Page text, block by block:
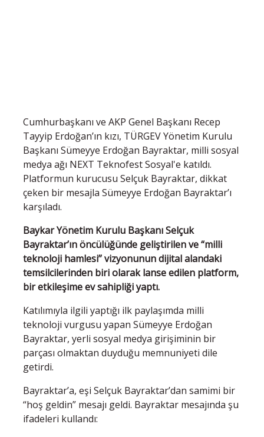
Cumhurbaşkanı ve AKP Genel Başkanı Recep
Tayyip Erdoğan’ın kızı, TÜRGEV Yönetim Kurulu
Başkanı Sümeyye Erdoğan Bayraktar, milli sosyal
medya ağı NEXT Teknofest Sosyal'e katıldı.
Platformun kurucusu Selçuk Bayraktar, dikkat
çeken bir mesajla Sümeyye Erdoğan Bayraktar’ı
karşıladı.
Baykar Yönetim Kurulu Başkanı Selçuk
Bayraktar’ın öncülüğünde geliştirilen ve “milli
teknoloji hamlesi” vizyonunun dijital alandaki
temsilcilerinden biri olarak lanse edilen platform,
bir etkileşime ev sahipliği yaptı.
Katılımıyla ilgili yaptığı ilk paylaşımda milli
teknoloji vurgusu yapan Sümeyye Erdoğan
Bayraktar, yerli sosyal medya girişiminin bir
parçası olmaktan duyduğu memnuniyeti dile
getirdi.
Bayraktar’a, eşi Selçuk Bayraktar’dan samimi bir
“hoş geldin” mesajı geldi. Bayraktar mesajında şu
ifadeleri kullandı: